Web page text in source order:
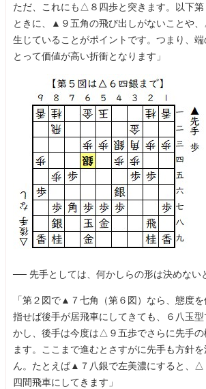
ただ、これにも△８四歩と突きます。以下
ときに、▲９五角の飛び出しがないことや
生じていることがポイントです。つまり、
とって価値が高い折衝となります」
── 先手としては、何かしらの形は決めない
「第２図で▲７七角（第６図）なら、態度
指せば後手が居飛車にしてきても、６八玉
かし、後手は今度は△９五歩でさらに先手の
ます。ここまで進むとさすがに先手も方針
ん。たとえば▲７八銀で左美濃にすると、△
四間飛車にしてきます」